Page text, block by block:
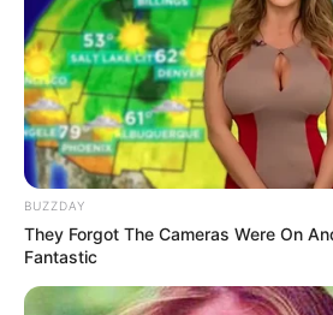
BUZZDAY
They Forgot The Cameras Were On
Fantastic